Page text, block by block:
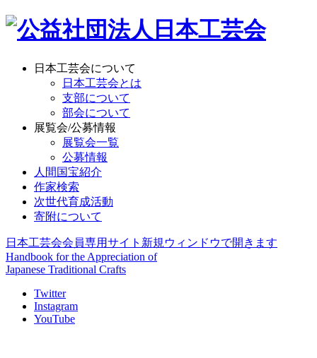
日本工芸会について
日本工芸会とは
支部について
部会について
展覧会/公募情報
展覧会一覧
公募情報
人間国宝紹介
作家検索
次世代育成活動
寄附について
日本工芸会会員専用サイト 新規ウィンドウで開きます
Handbook for the Appreciation of
Japanese Traditional Crafts
Twitter
Instagram
YouTube